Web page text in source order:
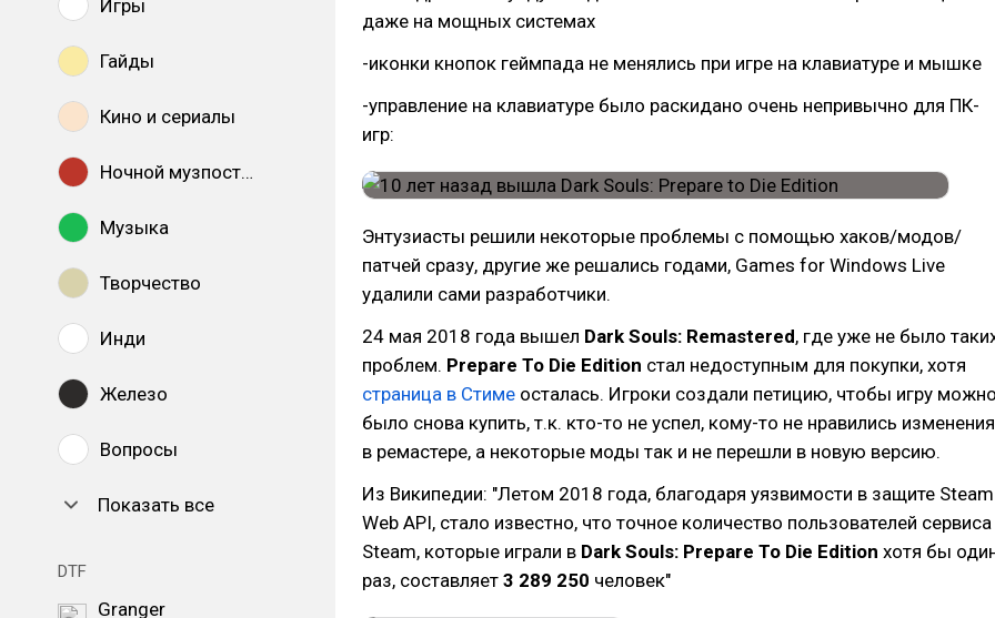
Игры
Гайды
Кино и сериалы
Ночной музпостинг
Музыка
Творчество
Инди
Железо
Вопросы
Показать все
DTF
Granger
даже на мощных системах
-иконки кнопок геймпада не менялись при игре на клавиатуре и мышке
-управление на клавиатуре было раскидано очень непривычно для ПК-
игр:
Энтузиасты решили некоторые проблемы с помощью хаков/модов/
патчей сразу, другие же решались годами, Games for Windows Live
удалили сами разработчики.
24 мая 2018 года вышел Dark Souls: Remastered, где уже не было
проблем. Prepare To Die Edition стал недоступным для покупки, хотя
страница в Стиме осталась. Игроки создали петицию, чтобы игру
было снова купить, т.к. кто-то не успел, кому-то не нравились изменения
в ремастере, а некоторые моды так и не перешли в новую версию.
Из Википедии: "Летом 2018 года, благодаря уязвимости в защите Steam
Web API, стало известно, что точное количество пользователей сервиса
Steam, которые играли в Dark Souls: Prepare To Die Edition хотя бы
раз, составляет 3 289 250 человек"